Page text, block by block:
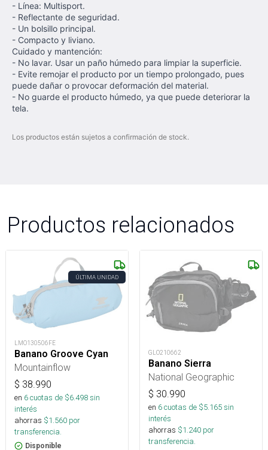
- Línea: Multisport.
- Reflectante de seguridad.
- Un bolsillo principal.
- Compacto y liviano.
Cuidado y mantención:
- No lavar. Usar un paño húmedo para limpiar la superficie.
- Evite remojar el producto por un tiempo prolongado, pues
puede dañar o provocar deformación del material.
- No guarde el producto húmedo, ya que puede deteriorar la
tela.
Los productos están sujetos a confirmación de stock.
Productos relacionados
ÚLTIMA UNIDAD
LMO130506FE
Banano Groove Cyan
Mountainflow
$ 38.990
en 6cuotas de $6.498sin
interés
ahorras $1.560 por
transferencia.
Disponible
GLO210662
Banano Sierra
National Geographic
$ 30.990
en 6cuotas de $5.165sin
interés
ahorras $1.240 por
transferencia.